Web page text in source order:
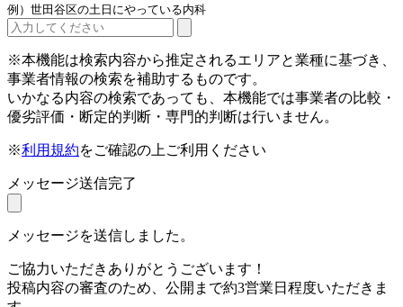
例）世田谷区の土日にやっている内科
※本機能は検索内容から推定されるエリアと業種に基づき、
事業者情報の検索を補助するものです。
いかなる内容の検索であっても、本機能では事業者の比較・
優劣評価・断定的判断・専門的判断は行いません。
※利用規約をご確認の上ご利用ください
メッセージ送信完了
メッセージを送信しました。
ご協力いただきありがとうございます！
投稿内容の審査のため、公開まで約3営業日程度いただきま